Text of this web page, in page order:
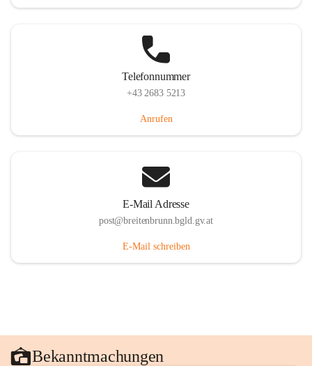
Telefonnummer
+43 2683 5213
Anrufen
E-Mail Adresse
post@breitenbrunn.bgld.gv.at
E-Mail schreiben
Bekanntmachungen